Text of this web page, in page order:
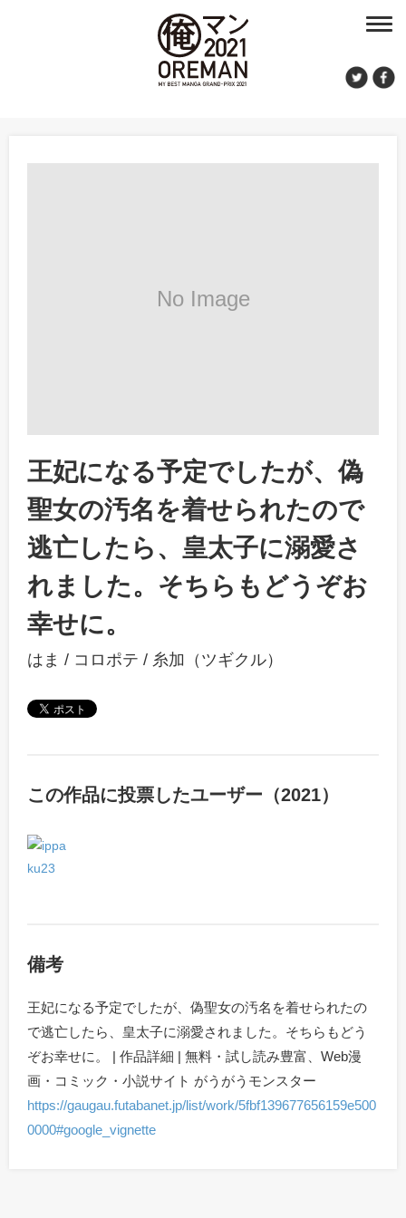
王妃になる予定でしたが、偽
聖女の汚名を着せられたので
逃亡したら、皇太子に溺愛さ
れました。そちらもどうぞお
幸せに。
はま / コロポテ / 糸加（ツギクル）
この作品に投票したユーザー（2021）
備考
王妃になる予定でしたが、偽聖女の汚名を着せられたの
で逃亡したら、皇太子に溺愛されました。そちらもどう
ぞお幸せに。 | 作品詳細 | 無料・試し読み豊富、Web漫
画・コミック・小説サイト がうがうモンスター
https://gaugau.futabanet.jp/list/work/5fbf139677656159e500
0000#google_vignette